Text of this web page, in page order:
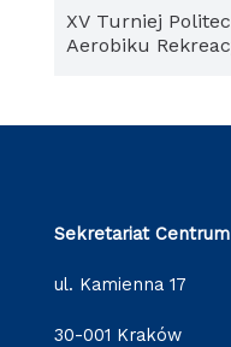
XV Turniej
Aerobiku
Sekretariat
ul. Kamienna 17
30-001 Kraków